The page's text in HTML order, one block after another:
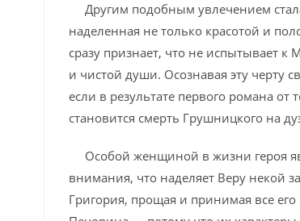
Другим подобным увлечением
наделенная не только красотой и
сразу признает, что не испытывает
и чистой души. Осознавая эту черту
если в результате первого романа
становится смерть Грушницкого на
Особой женщиной в жизни героя
внимания, что наделяет Веру некой
Григория, прощая и принимая все